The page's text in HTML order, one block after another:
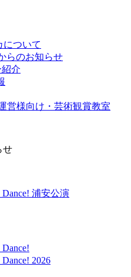
について
らのお知らせ
紹介
営様向け・芸術観賞教室
せ
浦安公演
2026